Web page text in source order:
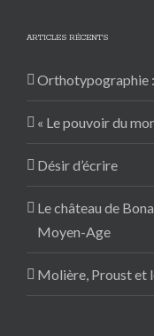
ARTICLES RÉCENTS
Orthotypographie :
« Le pouvoir du
Désir d’écrire
Le château de
Moyen-Age
Molière, Proust et